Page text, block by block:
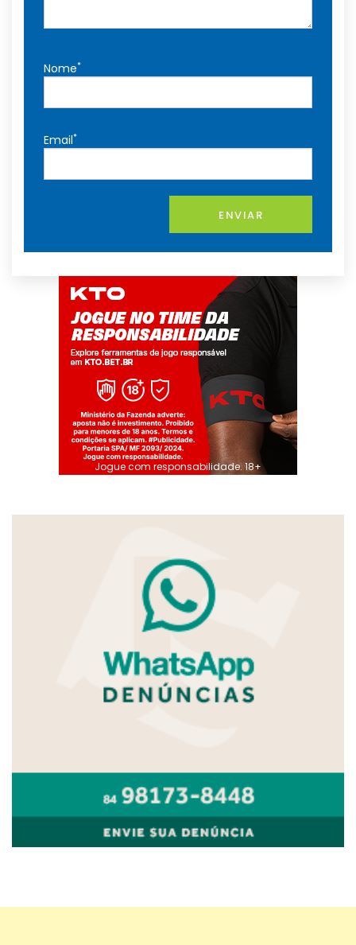
Nome*
Email*
ENVIAR
Jogue com responsabilidade. 18+